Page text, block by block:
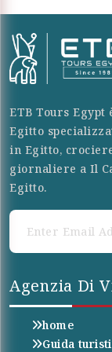
ETB Tours
Egitto
in Egitto,
giornaliere a Il
Egitto.
Agenzia Di
home
Guida